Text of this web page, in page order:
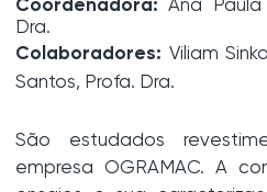
Coordenadora: Ana Paula
Dra.
Colaboradores: Viliam
Santos, Profa. Dra.
São estudados
empresa OGRAMAC. A